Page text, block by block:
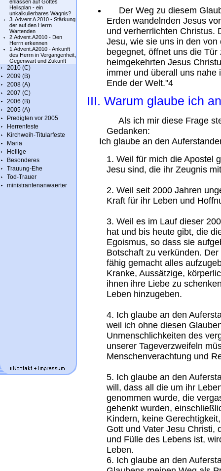
enlassen auf Gottes
Heilsplan - ein
unkalkulierbares Wagnis?
3. Advent A 2010 - Stärkung
der auf den Herrn
Wartenden
2.Advent.A2010 - Den
Herrn erkennen
1.Advent.A2010 - Ankunft
des Herrn in Vergangenheit,
Gegenwart und Zukunft
2010 (C)
2009 (B)
2008 (A)
2007 (C)
2006 (B)
2005 (A)
Predigten vor 2005
Herrenfeste
Kirchweih-Titularfeste
Maria
Heilige
Besonderes
Trauung-Ehe
Tod-Trauer
ministrantenanwaerter
Der Weg zu diesem
Erden wandelnden Jesus
und verherrlichten Christus.
Jesu, wie sie uns in den
begegnet, öffnet uns die
heimgekehrten Jesus
immer und überall uns nahe
Ende der Welt."4
III. Warum glaube ich
Als ich mir diese Frage
Gedanken:
Ich glaube an den
1. Weil für mich die Apostel
Jesu sind, die ihr Zeugnis
2. Weil seit 2000 Jahren
Kraft für ihr Leben und
3. Weil es im Lauf dieser
hat und bis heute gibt, die
Egoismus, so dass sie
Botschaft zu verkünden.
fähig gemacht alles
Kranke, Aussätzige,
ihnen ihre Liebe zu
Leben hinzugeben.
4. Ich glaube an den
weil ich ohne diesen
Unmenschlichkeiten des
unserer Tageverzweifeln
Menschenverachtung und
5. Ich glaube an den
will, dass all die um ihr
genommen wurde, die
gehenkt wurden,
Kindern, keine
Gott und Vater Jesu Christi,
und Fülle des Lebens ist,
Leben.
6. Ich glaube an den